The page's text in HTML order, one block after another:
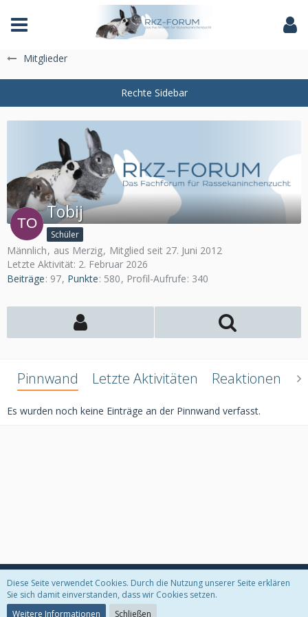
Das Fachforum der Rassekaninchenzucht
Mitglieder
Tobij
Schüler
Männlich aus Merzig
Mitglied seit 27. Juni 2012
Letzte Aktivität: 2. Februar 2026
Beiträge 97 Punkte 580 Profil-Aufrufe 340
Pinnwand Letzte Aktivitäten Reaktionen
Es wurden noch keine Einträge an der Pinnwand verfasst.
Datenschutzerklärung Kontakt Impressum
Diese Seite verwendet Cookies. Durch die Nutzung unserer Seite erklären
Sie sich damit einverstanden, dass wir Cookies setzen.
Weitere Informationen
Schließen